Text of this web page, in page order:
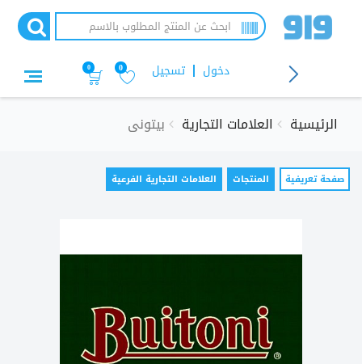
تسجيل دخول 0
0
الرئيسية العلامات التجارية بيتونى
التبويبات
صفحة تعريفية (علامة
التبويب
المنتجات العلامات التجارية الفرعية